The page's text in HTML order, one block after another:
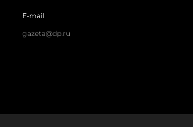
E-mail
gazeta@dp.ru